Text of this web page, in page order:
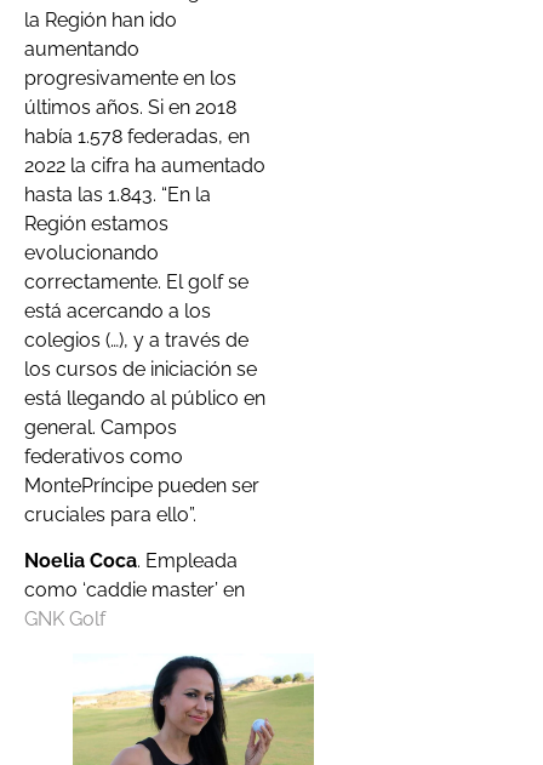
la Región han ido
aumentando
progresivamente en los
últimos años. Si en 2018
había 1.578 federadas, en
2022 la cifra ha aumentado
hasta las 1.843. “En la
Región estamos
evolucionando
correctamente. El golf se
está acercando a los
colegios (…), y a través de
los cursos de iniciación se
está llegando al público en
general. Campos
federativos como
MontePríncipe pueden ser
cruciales para ello”.
Noelia Coca. Empleada
como ‘caddie master’ en
GNK Golf